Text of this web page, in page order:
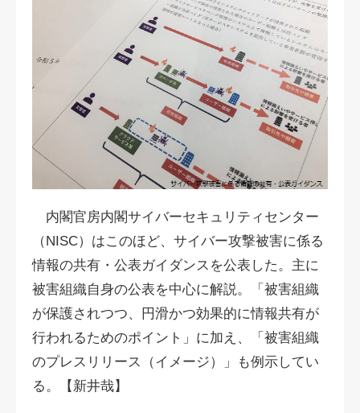
内閣官房内閣サイバーセキュリティセンター
（NISC）はこのほど、サイバー攻撃被害に係る
情報の共有・公表ガイダンスを公表した。主に
被害組織自身の公表を中心に解説。「被害組織
が保護されつつ、円滑かつ効果的に情報共有が
行われるためのポイント」に加え、「被害組織
のプレスリリース（イメージ）」も例示してい
る。【新井哉】